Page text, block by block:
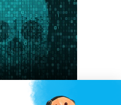
clave de